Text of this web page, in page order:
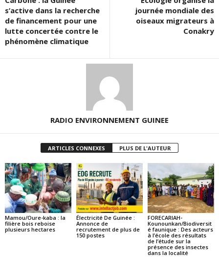
s’active dans la recherche
de financement pour une
lutte concertée contre le
phénomène climatique
journée mondiale des
oiseaux migrateurs à
Conakry
RADIO ENVIRONNEMENT GUINEE
ARTICLES CONNEXES PLUS DE L'AUTEUR
Mamou/Oure-kaba : la
filière bois reboise
plusieurs hectares
Électricité De Guinée :
Annonce de
recrutement de plus de
150 postes
FORECARIAH-
Kounounkan/Biodiversit
é faunique : Des acteurs
à l’école des résultats
de l’étude sur la
présence des insectes
dans la localité